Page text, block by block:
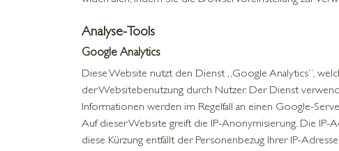
Analyse-Tools
Google Analytics
Diese Website nutzt den Dienst „Google Analytics“,
der Websitebenutzung durch Nutzer. Der Dienst
Informationen werden im Regelfall an einen Google-
Auf dieser Website greift die IP-Anonymisierung. Die IP-
diese Kürzung entfällt der Personenbezug Ihrer IP-